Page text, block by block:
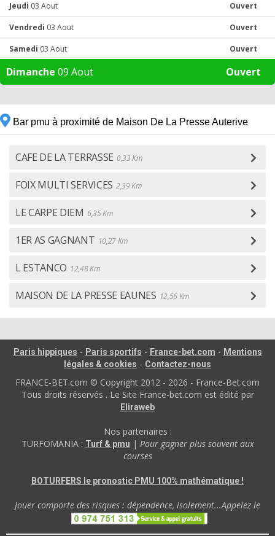
Jeudi 03 Aout Ouvert
Vendredi 03 Aout Ouvert
Samedi 03 Aout Ouvert
Dimanche 09 Aout Ouvert
Bar pmu à proximité de Maison De La Presse Auterive
CAFE DE LA TERRASSE 0,33 Km
FOIX MULTI SERVICES 2,39 Km
LE CARPE DIEM 6,35 Km
1ER AS GAGNANT 10,27 Km
L ESTANCO 12,48 Km
MAISON DE LA PRESSE EAUNES 12,56 Km
Paris hippiques - Paris sportifs - France-bet.com - Mentions
légales & cookies - Contactez-nous
FRANCE-BET.com © Copyright 2012 - 2026 - France-Bet.com
Tous droits réservés . Le Site France-bet.com est édité par
Eliraweb
Nos partenaires :
TURFOMANIA : Turf & pmu | Pour gagner plus souvent aux
courses
BOTURFERS le pronostic PMU 100% mathématique !
Jouer comporte des risques : dépendence, isolement...Appelez le